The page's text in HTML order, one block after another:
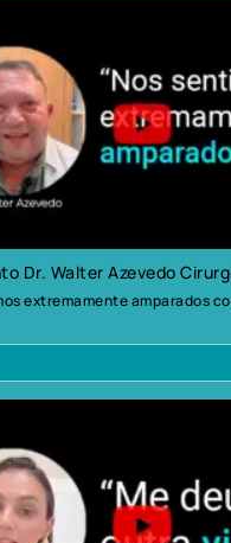
Dr. Walter Azevedo
extremamente amparados